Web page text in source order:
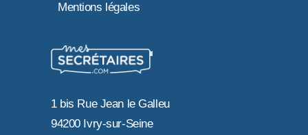
Mentions légales
1 bis Rue Jean le Galleu
94200 Ivry-sur-Seine